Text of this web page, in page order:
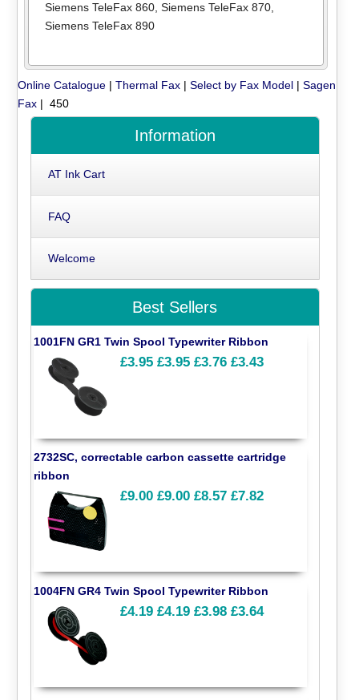
Siemens TeleFax 860, Siemens TeleFax 870,
Siemens TeleFax 890
Online Catalogue |Thermal Fax |Select by Fax Model |Sagen
Fax | 450
Information
AT Ink Cart
FAQ
Welcome
Best Sellers
1001FN GR1 Twin Spool Typewriter Ribbon
£3.95 £3.95 £3.76 £3.43
2732SC, correctable carbon cassette cartridge
ribbon
£9.00 £9.00 £8.57 £7.82
1004FN GR4 Twin Spool Typewriter Ribbon
£4.19 £4.19 £3.98 £3.64